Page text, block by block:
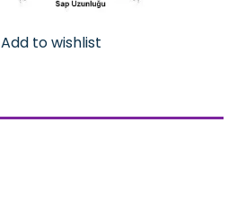
Add to wishlist